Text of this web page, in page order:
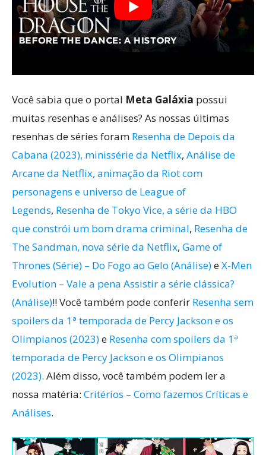
Você sabia que o portal Meta Galáxia possui
muitas resenhas e análises? As nossas últimas
resenhas de séries foram Resenha de Depois da
Cabana (2023), minissérie da Netflix, Análise de
Arcane da Netflix, animação da Riot com
personagens e universo de League of
Legends, Resenha de Tokyo Vice, a série da HBO
que constrói um bom drama criminal, Resenha de
The Sandman, nova série da Netflix, Game of
Thrones (Série) – Do Fogo ao Gelo (Análise)eX-Men
Evolution – Vale a pena Assistir a série clássica?
(Análise)!! Você também pode conferir Resenha sem
spoilers da 1ª temporada de Percy Jackson e os
Olimpianos (2023)e Resenha com spoilers da 1ª
temporada de Percy Jackson e os Olimpianos
(2023). Além disso, você também podem ler a
nossa matéria: Critérios – Como fazemos Críticas e
Análises.